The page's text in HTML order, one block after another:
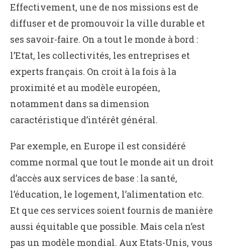
Effectivement, une de nos missions est de
diffuser et de promouvoir la ville durable et
ses savoir-faire. On a tout le monde à bord :
l’Etat, les collectivités, les entreprises et
experts français. On croit à la fois à la
proximité et au modèle européen,
notamment dans sa dimension
caractéristique d’intérêt général.
Par exemple, en Europe il est considéré
comme normal que tout le monde ait un droit
d’accès aux services de base : la santé,
l’éducation, le logement, l’alimentation etc.
Et que ces services soient fournis de manière
aussi équitable que possible. Mais cela n’est
pas un modèle mondial. Aux Etats-Unis, vous